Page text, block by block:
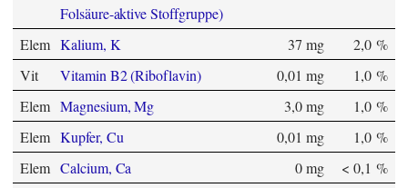
Folsäure-aktive Stoffgruppe)
Elem Kalium, K 37 mg
2,0 %
Vit
Vitamin B2 (Riboflavin) 0,01 mg
1,0 %
Elem Magnesium, Mg 3,0 mg
1,0 %
Elem Kupfer, Cu 0,01 mg
1,0 %
Elem Calcium, Ca 0 mg
< 0,1 %